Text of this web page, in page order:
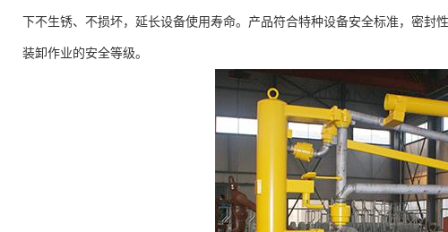
下不生锈、不损坏，延长设备使用寿命。产品符合特种设备安全标准，密
装卸作业的安全等级。